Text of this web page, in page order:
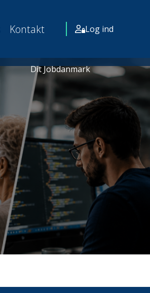
Dit Jobdanmark
Kontakt Log ind